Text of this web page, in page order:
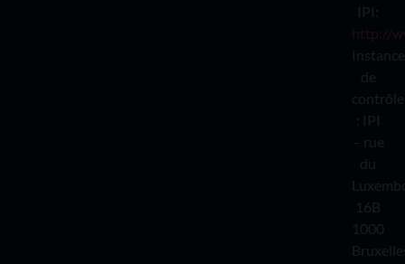
IPI:
http://
Instance
de
contrôle
: IPI
– rue
du
16B
1000